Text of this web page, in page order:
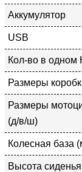
Аккумулятор
USB
Кол-во в одном
Размеры
Размеры
(д/в/ш)
Колесная база
Высота